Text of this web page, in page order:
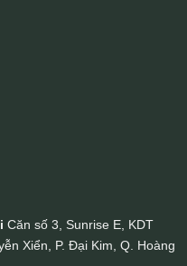
Căn số 3, Sunrise E, KDT
Xiển, P. Đại Kim, Q. Hoàng